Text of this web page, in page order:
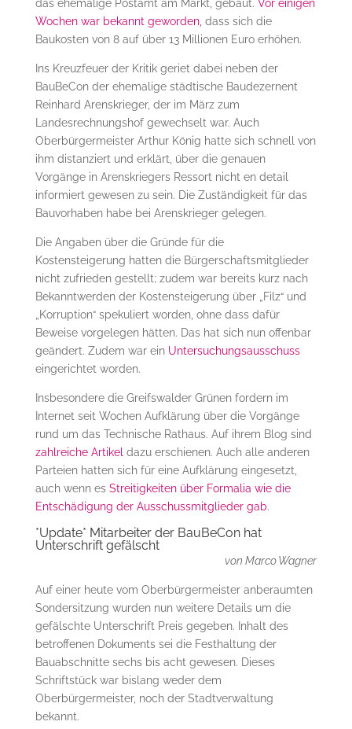
das ehemalige Postamt am Markt, gebaut. Vor einigen
Wochen war bekannt geworden, dass sich die
Baukosten von 8 auf über 13 Millionen Euro erhöhen.
Ins Kreuzfeuer der Kritik geriet dabei neben der
BauBeCon der ehemalige städtische Baudezernent
Reinhard Arenskrieger, der im März zum
Landesrechnungshof gewechselt war. Auch
Oberbürgermeister Arthur König hatte sich schnell von
ihm distanziert und erklärt, über die genauen
Vorgänge in Arenskriegers Ressort nicht en detail
informiert gewesen zu sein. Die Zuständigkeit für das
Bauvorhaben habe bei Arenskrieger gelegen.
Die Angaben über die Gründe für die
Kostensteigerung hatten die Bürgerschaftsmitglieder
nicht zufrieden gestellt; zudem war bereits kurz nach
Bekanntwerden der Kostensteigerung über „Filz“ und
„Korruption“ spekuliert worden, ohne dass dafür
Beweise vorgelegen hätten. Das hat sich nun offenbar
geändert. Zudem war ein Untersuchungsausschuss
eingerichtet worden.
Insbesondere die Greifswalder Grünen fordern im
Internet seit Wochen Aufklärung über die Vorgänge
rund um das Technische Rathaus. Auf ihrem Blog sind
zahlreiche Artikeldazu erschienen. Auch alle anderen
Parteien hatten sich für eine Aufklärung eingesetzt,
auch wenn es Streitigkeiten über Formalia wie die
Entschädigung der Ausschussmitglieder gab.
*Update* Mitarbeiter der BauBeCon hat
Unterschrift gefälscht
von Marco Wagner
Auf einer heute vom Oberbürgermeister anberaumten
Sondersitzung wurden nun weitere Details um die
gefälschte Unterschrift Preis gegeben. Inhalt des
betroffenen Dokuments sei die Festhaltung der
Bauabschnitte sechs bis acht gewesen. Dieses
Schriftstück war bislang weder dem
Oberbürgermeister, noch der Stadtverwaltung
bekannt.